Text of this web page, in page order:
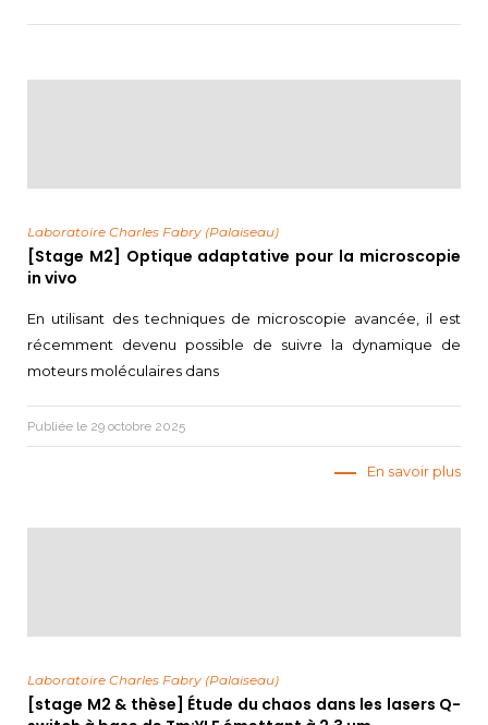
Laboratoire Charles Fabry (Palaiseau)
[Stage M2] Optique adaptative pour la microscopie
in vivo
En utilisant des techniques de microscopie avancée, il est
récemment devenu possible de suivre la dynamique de
moteurs moléculaires dans
Publiée le 29 octobre 2025
En savoir plus
Laboratoire Charles Fabry (Palaiseau)
[stage M2 & thèse] Étude du chaos dans les lasers Q-